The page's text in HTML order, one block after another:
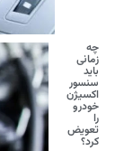
چه
زمانی
باید
سنسور
اکسیژن
خودرو
را
تعویض
کرد؟